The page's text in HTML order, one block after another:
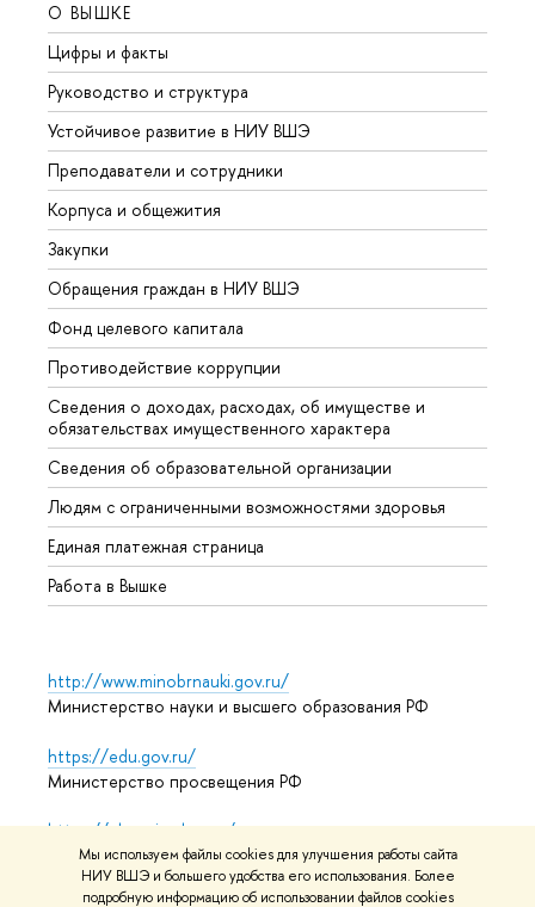
Мы используем файлы cookies для улучшения работы сайта
НИУ ВШЭ и большего удобства его использования. Более
подробную информацию об использовании файлов cookies
О ВЫШКЕ
Цифры и факты
Руководство и структура
Устойчивое развитие в НИУ ВШЭ
Преподаватели и сотрудники
Корпуса и общежития
Закупки
Обращения граждан в НИУ ВШЭ
Фонд целевого капитала
Противодействие коррупции
Сведения о доходах, расходах, об имуществе и
обязательствах имущественного характера
Сведения об образовательной организации
Людям с ограниченными возможностями здоровья
Единая платежная страница
Работа в Вышке
http://www.minobrnauki.gov.ru/
Министерство науки и высшего образования РФ
https://edu.gov.ru/
Министерство просвещения РФ
https://elearning.hse.ru/mooc
Массовые открытые онлайн-курсы